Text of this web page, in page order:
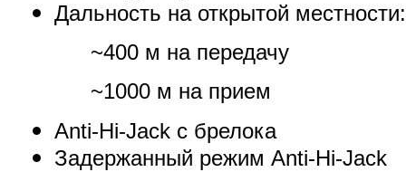
Дальность на открытой местности:
~400 м на передачу
~1000 м на прием
Anti-Hi-Jack с брелока
Задержанный режим Anti-Hi-Jack